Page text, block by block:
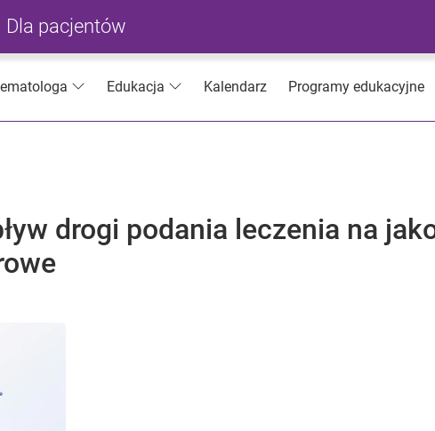
Dla pacjentów
Edukacja Kalendarz Programy edukacyjne
drogi podania leczenia na